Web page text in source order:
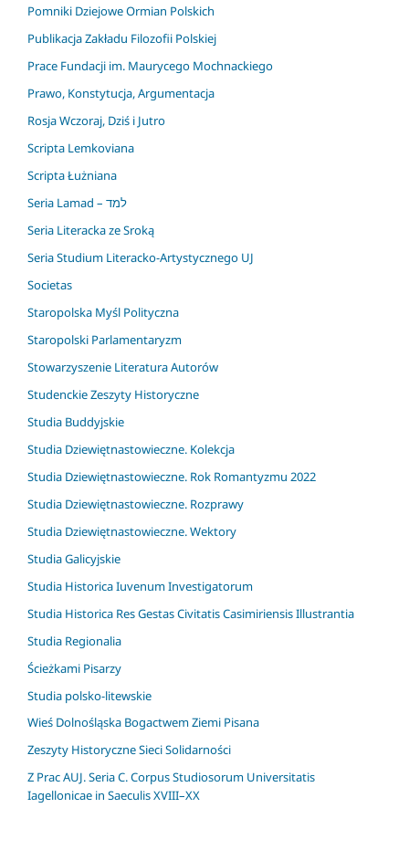
Pomniki Dziejowe Ormian Polskich
Publikacja Zakładu Filozofii Polskiej
Prace Fundacji im. Maurycego Mochnackiego
Prawo, Konstytucja, Argumentacja
Rosja Wczoraj, Dziś i Jutro
Scripta Lemkoviana
Scripta Łużniana
Seria Lamad – למד
Seria Literacka ze Sroką
Seria Studium Literacko-Artystycznego UJ
Societas
Staropolska Myśl Polityczna
Staropolski Parlamentaryzm
Stowarzyszenie Literatura Autorów
Studenckie Zeszyty Historyczne
Studia Buddyjskie
Studia Dziewiętnastowieczne. Kolekcja
Studia Dziewiętnastowieczne. Rok Romantyzmu 2022
Studia Dziewiętnastowieczne. Rozprawy
Studia Dziewiętnastowieczne. Wektory
Studia Galicyjskie
Studia Historica Iuvenum Investigatorum
Studia Historica Res Gestas Civitatis Casimiriensis Illustrantia
Studia Regionalia
Ścieżkami Pisarzy
Studia polsko-litewskie
Wieś Dolnośląska Bogactwem Ziemi Pisana
Zeszyty Historyczne Sieci Solidarności
Z Prac AUJ. Seria C. Corpus Studiosorum Universitatis
Iagellonicae in Saeculis XVIII–XX